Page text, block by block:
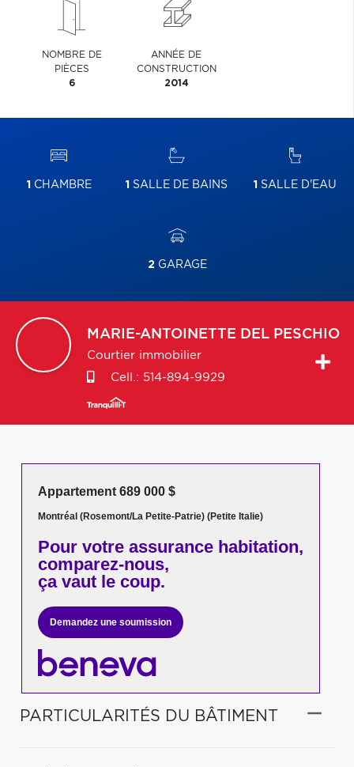
NOMBRE DE
PIÈCES
6
ANNÉE DE
CONSTRUCTION
2014
1 CHAMBRE 1 SALLE DE BAINS 1 SALLE D'EAU
2GARAGE
MARIE-ANTOINETTE DEL PESCHIO
Courtier immobilier
Cell.: 514-894-9929
Appartement 689 000 $
Montréal (Rosemont/La Petite-Patrie) (Petite Italie)
Pour votreassurance habitation,
comparez-nous,
ça vaut le coup.
Demandez une soumission
PARTICULARITÉS DU BÂTIMENT